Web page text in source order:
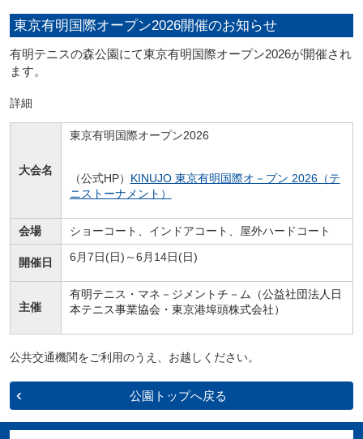
東京有明国際オープン2026開催のお知らせ
有明テニスの森公園にて東京有明国際オープン2026が開催され
ます。
詳細
大会名
東京有明国際オープン2026
（公式HP） KINUJO 東京有明国際オ－プン 2026（テ
ニストーナメント）
会場 ショーコート、インドアコート、屋外ハードコート
開催日 6月7日(日)～6月14日(日)
主催
有明テニス・マネ－ジメントチ－ム（公益社団法人日
本テニス事業協会・東京港埠頭株式会社）
公共交通機関をご利用のうえ、お越しください。
公園トップへ戻る